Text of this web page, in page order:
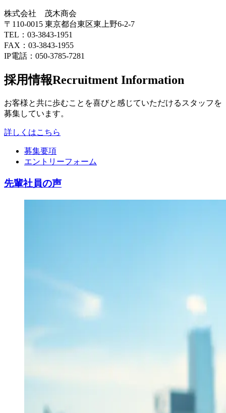
株式会社 茂木商会
〒110-0015 東京都台東区東上野6-2-7
TEL：03-3843-1951
FAX：03-3843-1955
IP電話：050-3785-7281
採用情報Recruitment Information
お客様と共に歩むことを喜びと感じていただけるスタッフを
募集しています。
詳しくはこちら
募集要項
エントリーフォーム
先輩社員の声